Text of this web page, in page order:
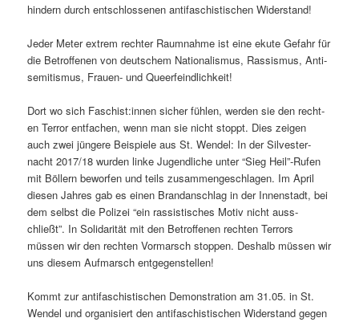
hin­dern durch entschlosse­nen antifaschis­tis­chen Widerstand!
Jed­er Meter extrem rechter Raum­nahme ist eine ekute Gefahr für
die Betrof­fe­nen von deutschem Nation­al­is­mus, Ras­sis­mus, Anti­
semitismus, Frauen- und Queerfeindlichkeit!
Dort wo sich Faschist:innen sich­er fühlen, wer­den sie den recht­
en Ter­ror ent­fachen, wenn man sie nicht stoppt. Dies zeigen
auch zwei jün­gere Beispiele aus St. Wen­del: In der Sil­vester­
nacht 2017/18 wur­den linke Jugendliche unter “Sieg Heil”-Rufen
mit Böllern bewor­fen und teils zusam­mengeschla­gen. Im April
diesen Jahres gab es einen Bran­dan­schlag in der Innen­stadt, bei
dem selb­st die Polizei “ein ras­sis­tis­ches Motiv nicht auss­
chließt”. In Sol­i­dar­ität mit den Betrof­fe­nen recht­en Ter­rors
müssen wir den recht­en Vor­marsch stop­pen. Deshalb müssen wir
uns diesem Auf­marsch entgegenstellen!
Kommt zur antifaschis­tis­chen Demon­stra­tion am 31.05. in St.
Wen­del und organ­isiert den antifaschis­tis­chen Wider­stand gegen